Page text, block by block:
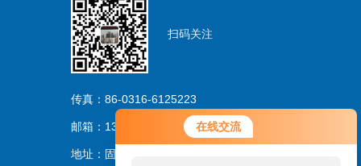
在线交流
扫码关注
传真：86-0316-6125223
邮箱：13733263206@163.com
地址：固安林城温泉产业园区